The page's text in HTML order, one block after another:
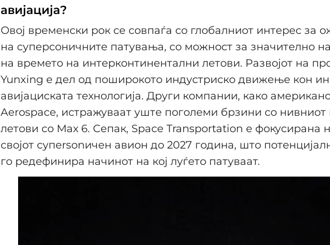
авијација?
Овој временски рок се совпаѓа со глобалниот интерес за
на супeрсоничните патувања, со можност за значително
на времето на интерконтинентални летови. Развојот на
Yunxing е дел од поширокото индустриско движење кон
авијациската технологија. Други компании, како
Aerospace, истражуваат уште поголеми брзини со нивниот
летови со Мах 6. Сепак, Space Transportation е фокусирана
својот супersonичен авион до 2027 година, што
го редефинира начинот на кој луѓето патуваат.